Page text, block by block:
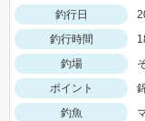
釣行日
釣行時間
釣場
ポイント
釣魚